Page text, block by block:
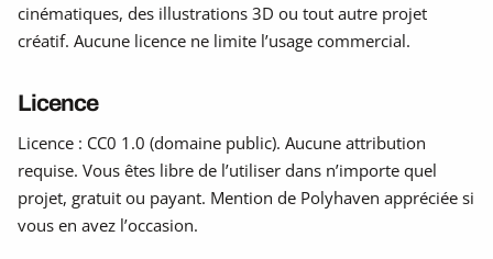
cinématiques, des illustrations 3D ou tout autre projet
créatif. Aucune licence ne limite l’usage commercial.
Licence
Licence : CC0 1.0 (domaine public). Aucune attribution
requise. Vous êtes libre de l’utiliser dans n’importe quel
projet, gratuit ou payant. Mention de Polyhaven appréciée si
vous en avez l’occasion.